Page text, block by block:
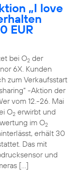
„I love
EUR
bei O2der
6X. Kunden
zum Verkaufsstart
-Aktion der
vom 12.-26. Mai
O2erwirbt und
im O2
erhält 30
Das mit
und
[…]